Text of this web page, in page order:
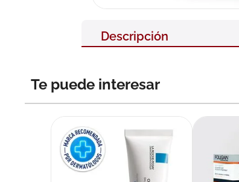
Descripción
Te puede interesar